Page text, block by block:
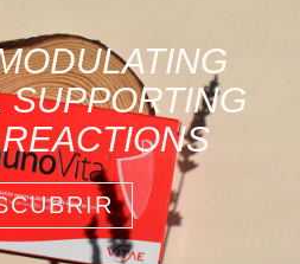
SUPPORTING